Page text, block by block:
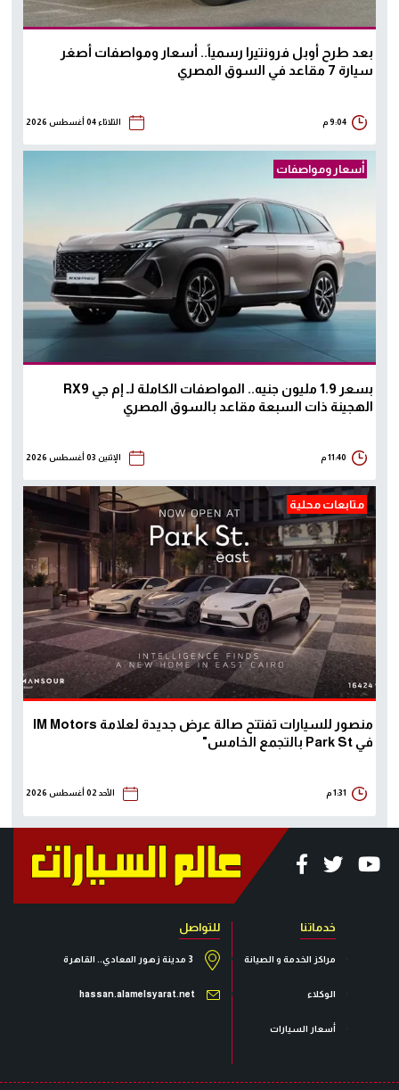
بعد طرح أوبل فرونتيرا رسمياً.. أسعار ومواصفات أصغر
سيارة 7 مقاعد في السوق المصري
9:04 م الثلاثاء 04 أغسطس 2026
أسعار ومواصفات
بسعر 1.9 مليون جنيه.. المواصفات الكاملة لـ إم جي RX9
الهجينة ذات السبعة مقاعد بالسوق المصري
11:40 م الإثنين 03 أغسطس 2026
متابعات محلية
منصور للسيارات تفتتح صالة عرض جديدة لعلامة IM Motors
في Park St بالتجمع الخامس"
1:31 م الأحد 02 أغسطس 2026
خدماتنا
مراكز الخدمة و الصيانة
الوكلاء
أسعار السيارات
للتواصل
3 مدينة زهور المعادي.. القاهرة
hassan.alamelsyarat.net